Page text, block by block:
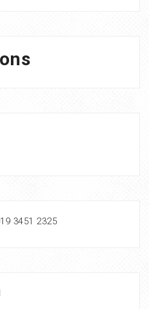
3451 2325